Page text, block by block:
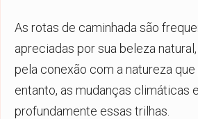
As rotas de caminhada são
apreciadas por sua beleza
pela conexão com a natureza
entanto, as mudanças climáticas
profundamente essas trilhas.